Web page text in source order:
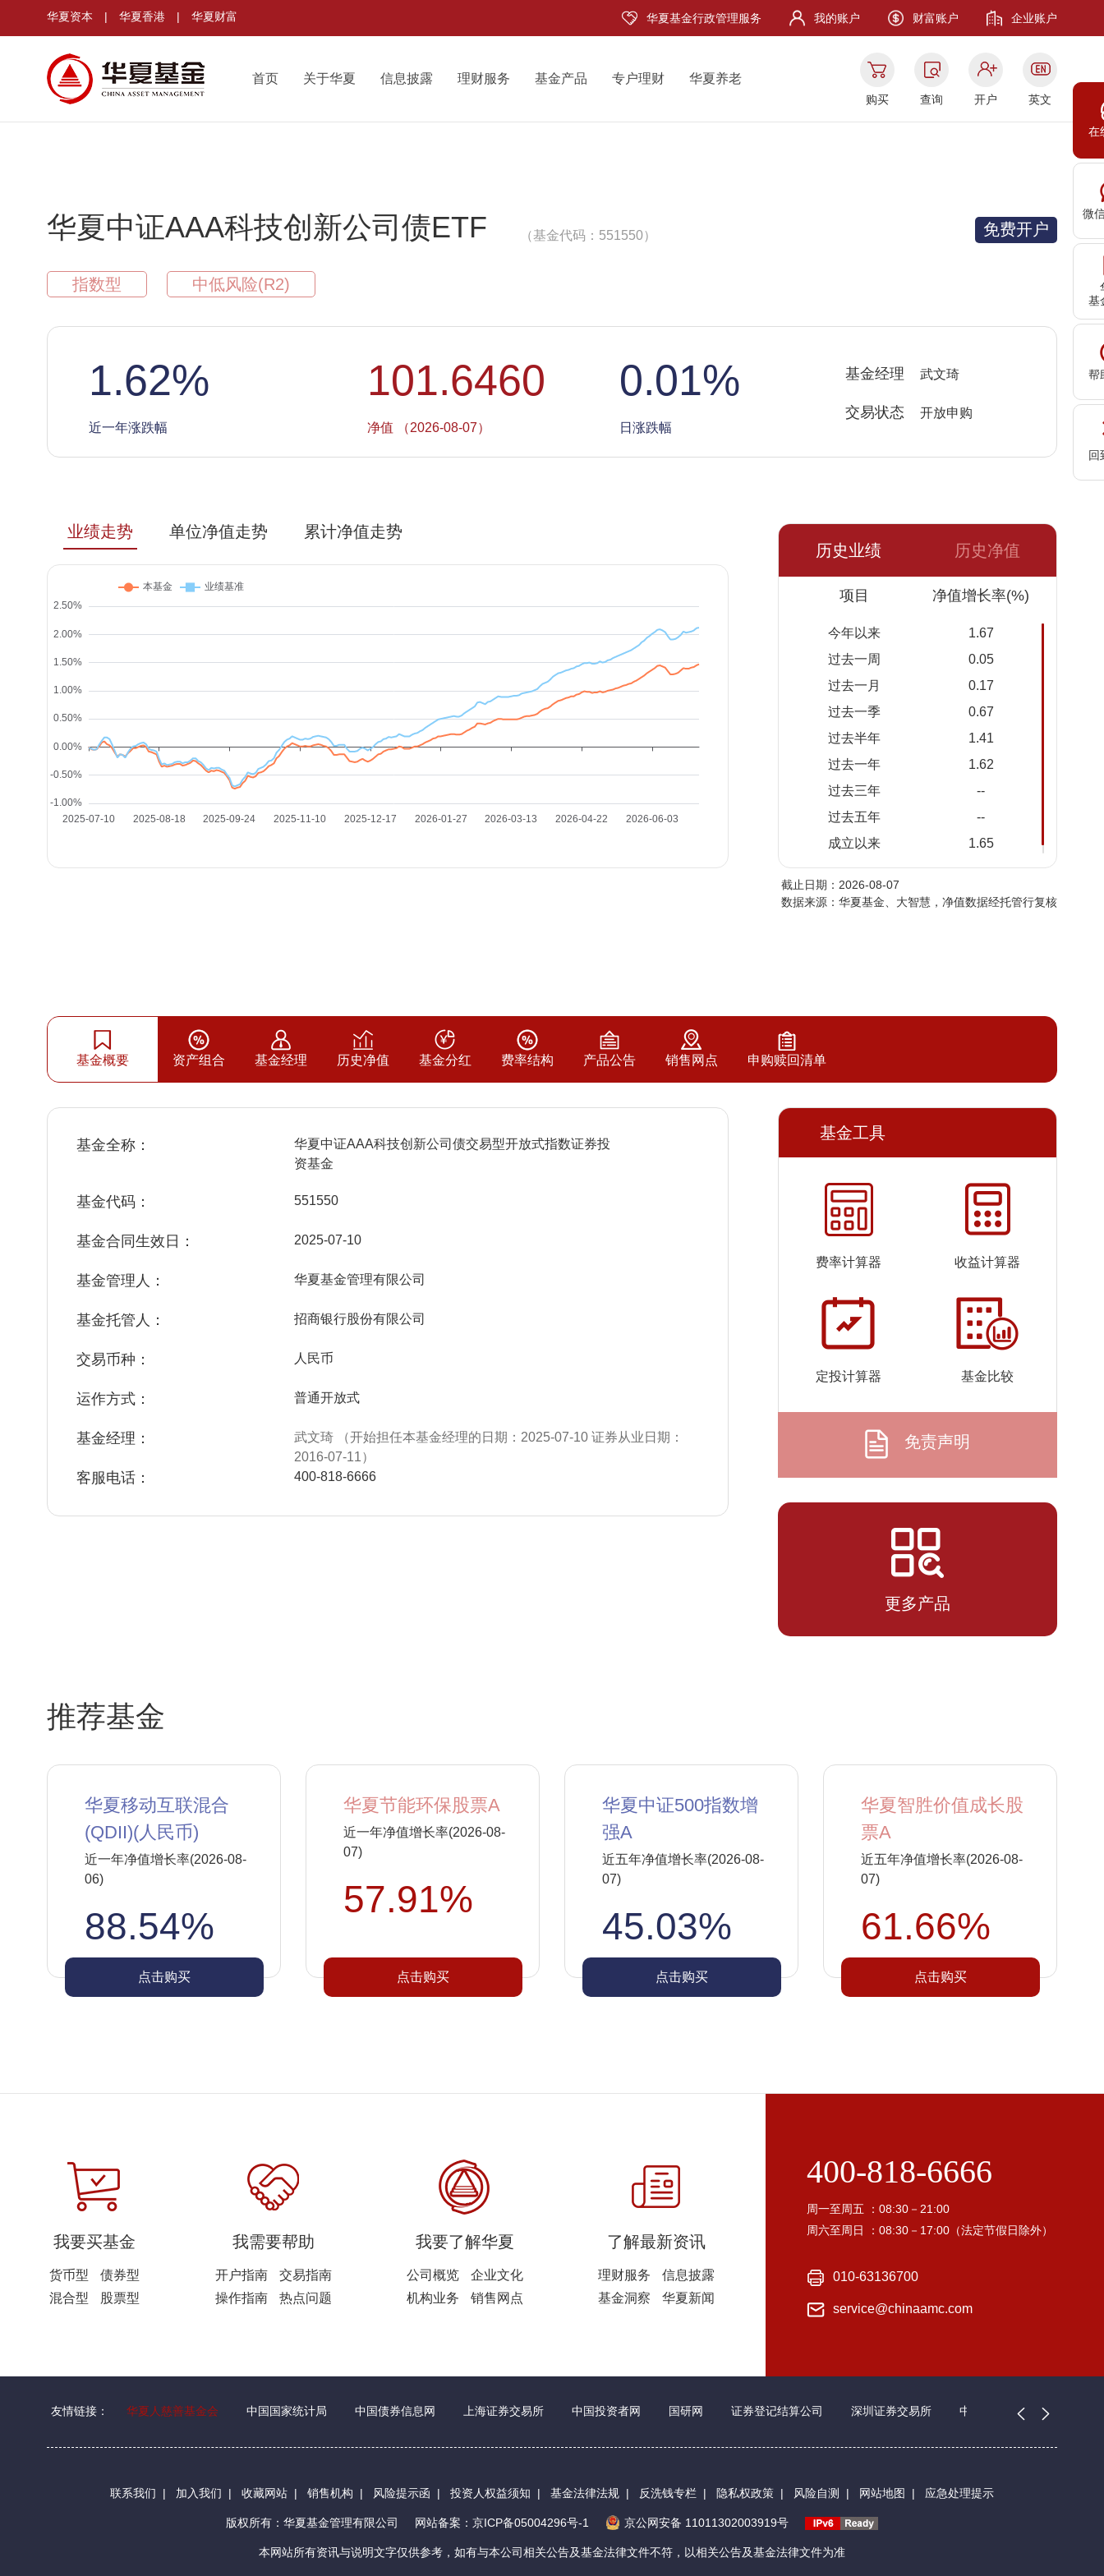
在
微
基
帮
回
华夏资本 | 华夏香港 | 华夏财富 华夏基金行政管理服务 我的账户 财富账户 企业账户
首页 关于华夏 信息披露 理财服务 基金产品 专户理财 华夏养老
购买 查询 开户 英文
华夏中证AAA科技创新公司债ETF （基金代码：551550）
指数型 中低风险(R2)
免费开户
1.62%
近一年涨跌幅
101.6460
净值 （2026-08-07）
0.01%
日涨跌幅
基金经理 武文琦
交易状态 开放申购
业绩走势 单位净值走势
累计净值走势
历史业绩
历史净值
项目 净值增长率(%)
今年以来
1.67
过去一周
0.05
过去一月
0.17
过去一季
0.67
过去半年
1.41
过去一年
1.62
过去三年
--
过去五年
--
成立以来
1.65
净值
累计净
2026-08-101.6460
2026-08-101.6257
2026-08-101.6185
2026-08-101.6099
2026-07-
31
101.5915
2026-07-
24
2026-07-101.5840 1.0158
2026-07-101.5613
2026-07-
21
101.5492
2026-07-101.5350
2026-07-101.5244
16
101.5171 1.0152
14
截止日期：2026-08-07
数据来源：华夏基金、大智慧，净值数据经托管行复核
基金概要 资产组合 基金经理 历史净值 基金分红 费率结构 产品公告 销售网点 申购赎回清单
基金全称：
华夏中证AAA科技创新公司债交易型开放式指数证券投
资基金
基金代码： 551550
基金合同生效日： 2025-07-10
基金管理人： 华夏基金管理有限公司
基金托管人： 招商银行股份有限公司
交易币种： 人民币
运作方式： 普通开放式
基金经理：
武文琦 （开始担任本基金经理的日期：2025-07-10 证券从业日期：
2016-07-11）
客服电话： 400-818-6666
基金工具
费率计算器 收益计算器
定投计算器 基金比较
免责声明
更多产品
推荐基金
华夏移动互联混合
(QDII)(人民币)
近一年净值增长率(2026-08-
06)
88.54%
点击购买
华夏节能环保股票A
近一年净值增长率(2026-08-
07)
57.91%
点击购买
华夏中证500指数增
强A
近五年净值增长率(2026-08-
07)
45.03%
点击购买
华夏智胜价值成长股
票A
近五年净值增长率(2026-08-
07)
61.66%
点击购买
我要买基金
货币型
债券型
混合型
股票型
我需要帮助
开户指南
交易指南
操作指南
热点问题
我要了解华夏
公司概览
企业文化
机构业务
销售网点
了解最新资讯
理财服务
信息披露
基金洞察
华夏新闻
400-818-6666
周一至周五 ：08:30－21:00
周六至周日 ：08:30－17:00（法定节假日除外）
010-63136700
service@chinaamc.com
友情链接： 华夏人慈善基金会 中国国家统计局 中国债券信息网 上海证券交易所 中国投资者网 国研网 证券登记结算公司 深圳证券交易所 中国证券业协会
联系我们 | 加入我们 | 收藏网站 | 销售机构 | 风险提示函 | 投资人权益须知 | 基金法律法规 | 反洗钱专栏 | 隐私权政策 | 风险自测 | 网站地图 | 应急处理提示
版权所有：华夏基金管理有限公司 网站备案：京ICP备05004296号-1 京公网安备 11011302003919号
本网站所有资讯与说明文字仅供参考，如有与本公司相关公告及基金法律文件不符，以相关公告及基金法律文件为准